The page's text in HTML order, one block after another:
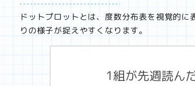
ドットプロットとは、度数分布表を視覚的
りの様子が捉えやすくなります。